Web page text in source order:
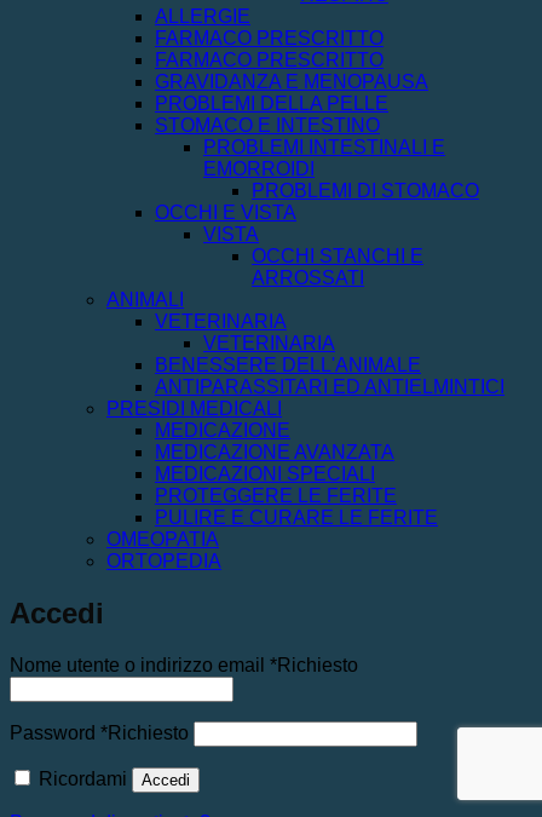
ALLERGIE
FARMACO PRESCRITTO
FARMACO PRESCRITTO
GRAVIDANZA E MENOPAUSA
PROBLEMI DELLA PELLE
STOMACO E INTESTINO
PROBLEMI INTESTINALI E
EMORROIDI
PROBLEMI DI STOMACO
OCCHI E VISTA
VISTA
OCCHI STANCHI E
ARROSSATI
ANIMALI
VETERINARIA
VETERINARIA
BENESSERE DELL'ANIMALE
ANTIPARASSITARI ED ANTIELMINTICI
PRESIDI MEDICALI
MEDICAZIONE
MEDICAZIONE AVANZATA
MEDICAZIONI SPECIALI
PROTEGGERE LE FERITE
PULIRE E CURARE LE FERITE
OMEOPATIA
ORTOPEDIA
Accedi
Nome utente o indirizzo email *Richiesto
Password *Richiesto
Ricordami Accedi